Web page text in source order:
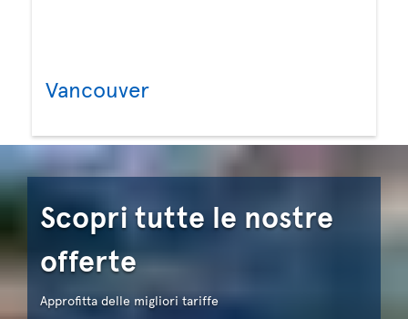
Vancouver
Scopri tutte le nostre
offerte
Approfitta delle migliori tariffe